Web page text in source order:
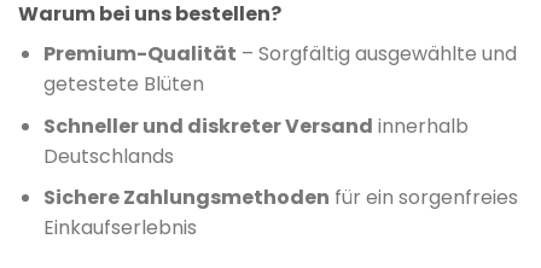
Warum bei uns bestellen?
Premium-Qualität – Sorgfältig ausgewählte und
getestete Blüten
Schneller und diskreter Versand innerhalb
Deutschlands
Sichere Zahlungsmethoden für ein sorgenfreies
Einkaufserlebnis